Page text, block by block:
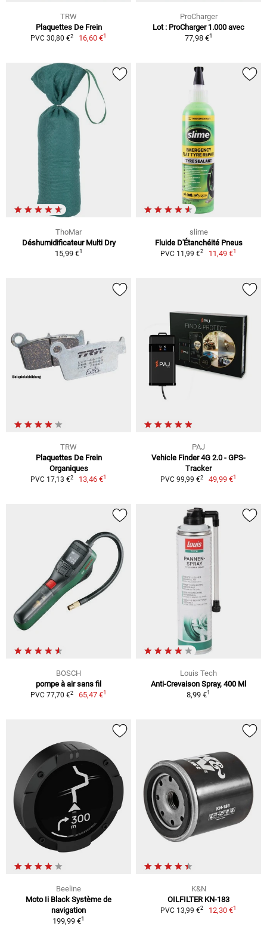
TRW
Plaquettes De Frein
PVC 30,80 €2 16,60 €1
ProCharger
Lot : ProCharger 1.000 avec
77,98 €1
ThoMar
Déshumidificateur Multi Dry
15,99 €1
slime
Fluide D'Étanchéité Pneus
PVC 11,99 €2 11,49 €1
TRW
Plaquettes De Frein
Organiques
PVC 17,13 €2 13,46 €1
PAJ
Vehicle Finder 4G 2.0 - GPS-
Tracker
PVC 99,99 €2 49,99 €1
BOSCH
pompe à air sans fil
PVC 77,70 €2 65,47 €1
Louis Tech
Anti-Crevaison Spray, 400 Ml
8,99 €1
Beeline
Moto Ii Black Système de
navigation
199,99 €1
K&N
OILFILTER KN-183
PVC 13,99 €2 12,30 €1